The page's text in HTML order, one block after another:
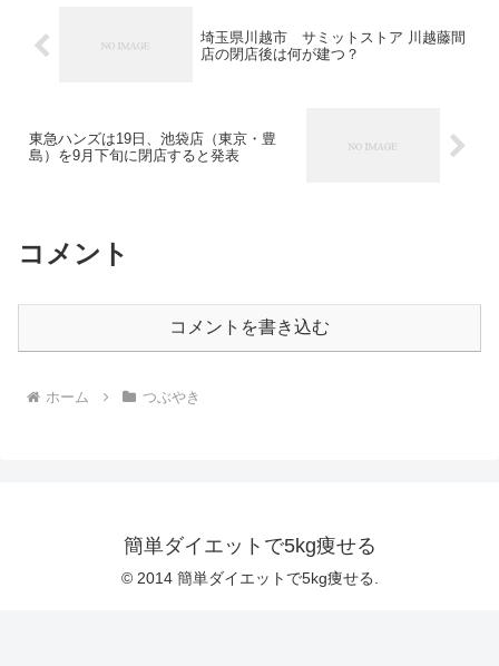
埼玉県川越市 サミットストア 川越藤間
店の閉店後は何が建つ？
東急ハンズは19日、池袋店（東京・豊
島）を9月下旬に閉店すると発表
コメント
コメントを書き込む
ホーム つぶやき
簡単ダイエットで5kg痩せる
© 2014 簡単ダイエットで5kg痩せる.